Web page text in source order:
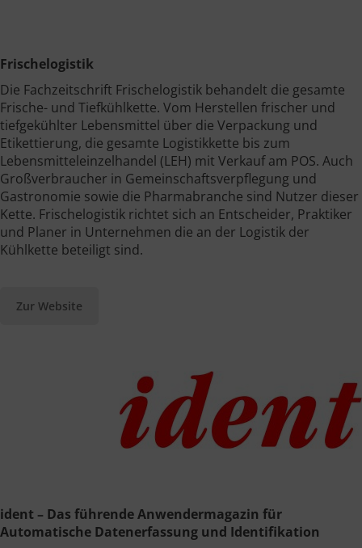
Frischelogistik
Die Fachzeitschrift Frischelogistik behandelt die gesamte
Frische- und Tiefkühlkette. Vom Herstellen frischer und
tiefgekühlter Lebensmittel über die Verpackung und
Etikettierung, die gesamte Logistikkette bis zum
Lebensmitteleinzelhandel (LEH) mit Verkauf am POS. Auch
Großverbraucher in Gemeinschaftsverpflegung und
Gastronomie sowie die Pharmabranche sind Nutzer dieser
Kette. Frischelogistik richtet sich an Entscheider, Praktiker
und Planer in Unternehmen die an der Logistik der
Kühlkette beteiligt sind.
Zur Website
ident – Das führende Anwendermagazin für
Automatische Datenerfassung und Identifikation